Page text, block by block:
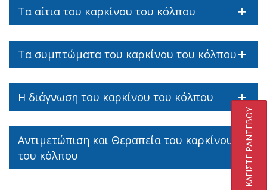
ΚΛΕΙΣΤΕ ΡΑΝΤΕΒΟΥ
Τα αίτια του καρκίνου του κόλπου
Τα συμπτώματα του καρκίνου του κόλπου
Η διάγνωση του καρκίνου του κόλπου
Αντιμετώπιση και Θεραπεία του καρκίνου
του κόλπου